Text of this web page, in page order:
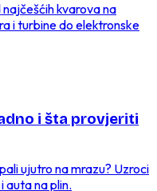
kvarova na
i turbine do elektronske
i šta provjeriti
ujutro na mrazu? Uzroci
auta na plin.